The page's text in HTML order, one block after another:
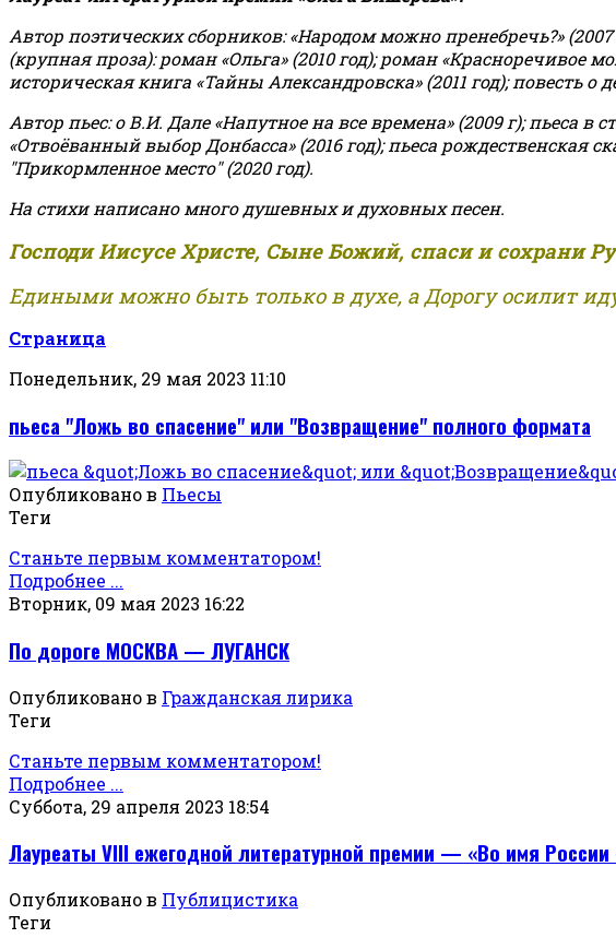
Автор поэтических сборников: «Народом можно пренебречь?» (2007
(крупная проза): роман «Ольга» (2010 год); роман «Красноречивое
историческая книга «Тайны Александровска» (2011 год); повесть о
Автор пьес: о В.И. Дале «Напутное на все времена» (2009 г); пьеса в
«Отвоёванный выбор Донбасса» (2016 год); пьеса рождественская
"Прикормленное место" (2020 год).
На стихи написано много душевных и духовных песен.
Господи Иисусе Христе, Сыне Божий, спаси и сохрани
Едиными можно быть только в духе, а Дорогу осилит
Страница
Понедельник, 29 мая 2023 11:10
пьеса "Ложь во спасение" или "Возвращение" полного формата
Опубликовано в Пьесы
Теги
Станьте первым комментатором!
Подробнее ...
Вторник, 09 мая 2023 16:22
По дороге МОСКВА — ЛУГАНСК
Опубликовано в Гражданская лирика
Теги
Станьте первым комментатором!
Подробнее ...
Суббота, 29 апреля 2023 18:54
Лауреаты VIII ежегодной литературной премии — «Во имя
Опубликовано в Публицистика
Теги